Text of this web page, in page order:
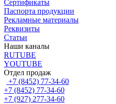
Сертификаты
Паспорта продукции
Рекламные материалы
Реквизиты
Статьи
Наши каналы
RUTUBE
YOUTUBE
Отдел продаж
+7 (8452) 77-34-60
+7 (8452) 77-34-60
+7 (927) 277-34-60